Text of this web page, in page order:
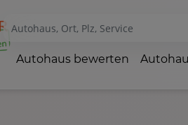
Autohaus bewerten